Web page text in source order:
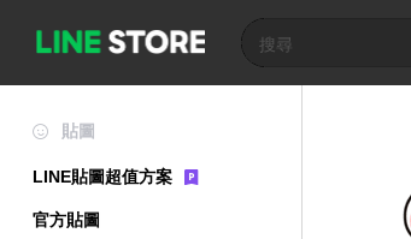
貼圖
LINE貼圖超值方案
官方貼圖